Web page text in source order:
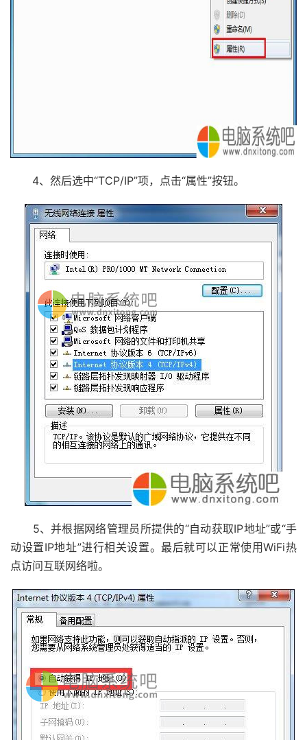
4、然后选中“TCP/IP”项，点击“属性”按钮。
5、并根据网络管理员所提供的“自动获取IP地址”或“手
动设置IP地址”进行相关设置。最后就可以正常使用WiFi热
点访问互联网络啦。